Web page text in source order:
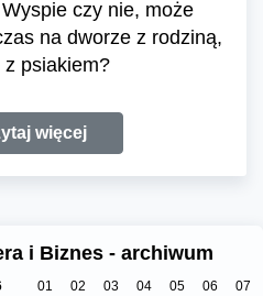
czy nie, może
na dworze z rodziną,
psiakiem?
więcej
i Biznes - archiwum
01 02 03 04 05 06
07